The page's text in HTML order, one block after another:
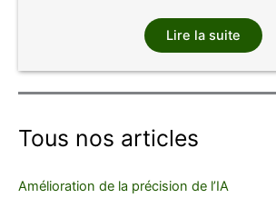
Lire la suite
Tous nos articles
Amélioration de la précision de l’IA